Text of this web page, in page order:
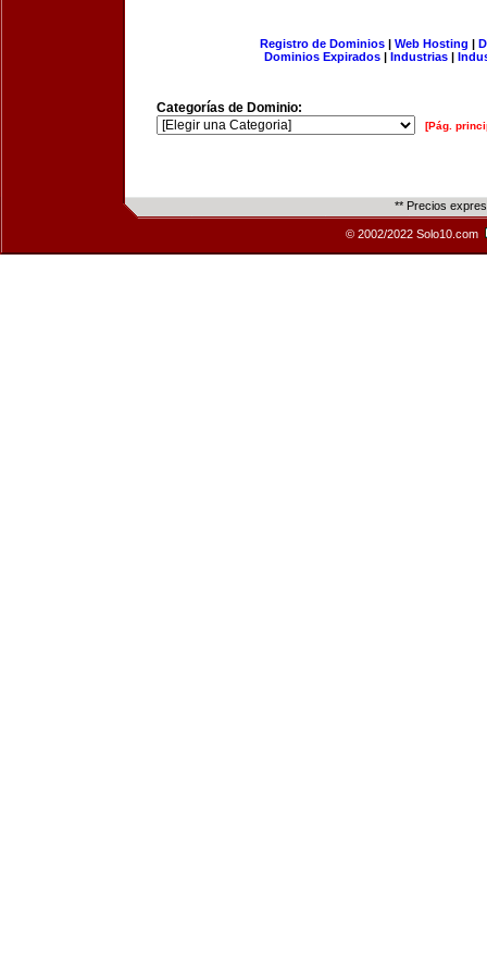
Registro de Dominios| Web Hosting |
Dominios Expirados | Industrias |
Categorías de Dominio:
[Pág.
** Precios
© 2002/2022 Solo10.com